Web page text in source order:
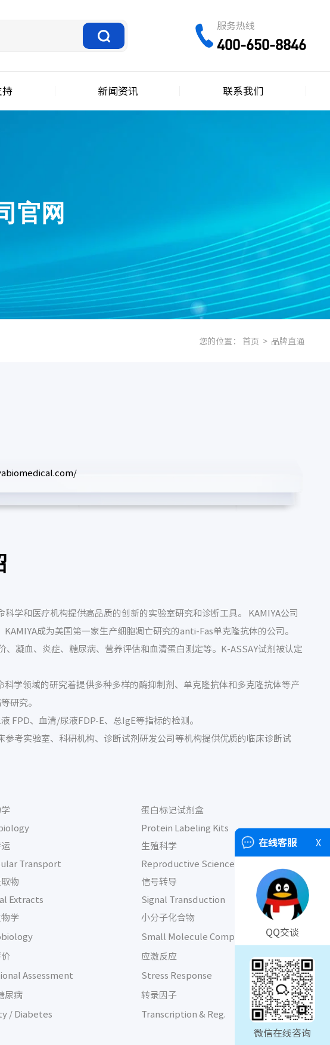
服务热线
400-650-8846
持 新闻资讯 联系我们
官网
您的位置： 首页 > 品牌直通
学和医疗机构提供高品质的创新的实验室研究和诊断工具。 KAMIYA公司
成为美国第一家生产细胞凋亡研究的anti-Fas单克隆抗体的公司。
凝血、炎症、糖尿病、营养评估和血清蛋白测定等。K-ASSAY试剂被认定
学领域的研究着提供多种多样的酶抑制剂、单克隆抗体和多克隆抗体等产
研究。
FPD、血清/尿液FDP-E、总IgE等指标的检测。
考实验室、科研机构、诊断试剂研发公司等机构提供优质的临床诊断试
蛋白标记试剂盒
Protein Labeling Kits
生殖科学
Transport
Reproductive Science
物
信号转导
Extracts
Signal Transduction
学 小分子化合物
Small Molecule Comp.
应激反应
Assessment Stress Response
尿病 转录因子
/ Diabetes Transcription & Reg.
在线客服 X
QQ交谈
微信在线咨询